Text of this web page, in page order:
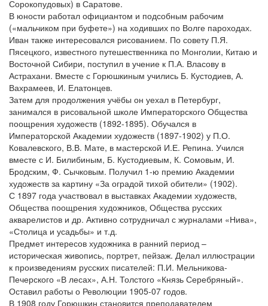
Сорокопудовых) в Саратове.
В юности работал официантом и подсобным рабочим
(«мальчиком при буфете») на ходивших по Волге пароходах.
Иван также интересовался рисованием. По совету П.Я.
Пясецкого, известного путешественника по Монголии, Китаю и
Восточной Сибири, поступил в учение к П.А. Власову в
Астрахани. Вместе с Горюшкиным учились Б. Кустодиев, А.
Вахрамеев, И. Елатонцев.
Затем для продолжения учёбы он уехал в Петербург,
занимался в рисовальной школе Императорского Общества
поощрения художеств (1892-1895). Обучался в
Императорской Академии художеств (1897-1902) у П.О.
Ковалевского, В.В. Мате, в мастерской И.Е. Репина. Учился
вместе с И. Билибиным, Б. Кустодиевым, К. Сомовым, И.
Бродским, Ф. Сычковым. Получил 1-ю премию Академии
художеств за картину «За оградой тихой обители» (1902).
С 1897 года участвовал в выставках Академии художеств,
Общества поощрения художников, Общества русских
акварелистов и др. Активно сотрудничал с журналами «Нива»,
«Столица и усадьбы» и т.д.
Предмет интересов художника в ранний период –
историческая живопись, портрет, пейзаж. Делал иллюстрации
к произведениям русских писателей: П.И. Мельникова-
Печерского «В лесах», А.Н. Толстого «Князь Серебряный».
Оставил работы о Революции 1905-07 годов.
В 1908 году Горюшкин становится преподавателем